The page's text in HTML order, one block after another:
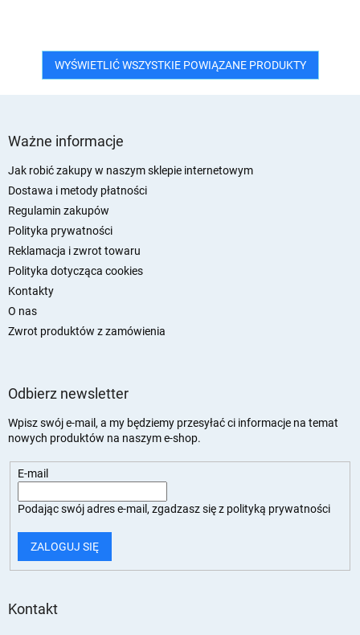
WYŚWIETLIĆ WSZYSTKIE POWIĄZANE PRODUKTY
Ważne informacje
Jak robić zakupy w naszym sklepie internetowym
Dostawa i metody płatności
Regulamin zakupów
Polityka prywatności
Reklamacja i zwrot towaru
Polityka dotycząca cookies
Kontakty
O nas
Zwrot produktów z zamówienia
Odbierz newsletter
Wpisz swój e-mail, a my będziemy przesyłać ci informacje na temat
nowych produktów na naszym e-shop.
E-mail
Podając swój adres e-mail, zgadzasz się z polityką prywatności
ZALOGUJ SIĘ
Kontakt